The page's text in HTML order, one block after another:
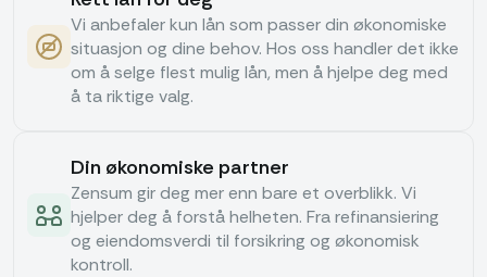
Vi anbefaler kun lån som passer din økonomiske
situasjon og dine behov. Hos oss handler det ikke
om å selge flest mulig lån, men å hjelpe deg med
å ta riktige valg.
Din økonomiske partner
Zensum gir deg mer enn bare et overblikk. Vi
hjelper deg å forstå helheten. Fra refinansiering
og eiendomsverdi til forsikring og økonomisk
kontroll.